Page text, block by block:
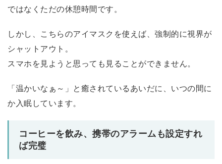
ではなくただの休憩時間です。
しかし、こちらのアイマスクを使えば、強制的に視界が
シャットアウト。
スマホを見ようと思っても見ることができません。
「温かいなぁ～」と癒されているあいだに、いつの間に
か入眠しています。
コーヒーを飲み、携帯のアラームも設定すれ
ば完璧